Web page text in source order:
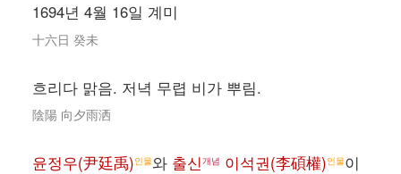
1694년 4월 16일 계미
十六日 癸未
흐리다 맑음. 저녁 무렵 비가 뿌림.
陰陽 向夕雨洒
윤정우(尹廷禹)인물와 출신 개념 이석권(李碩權)인물이